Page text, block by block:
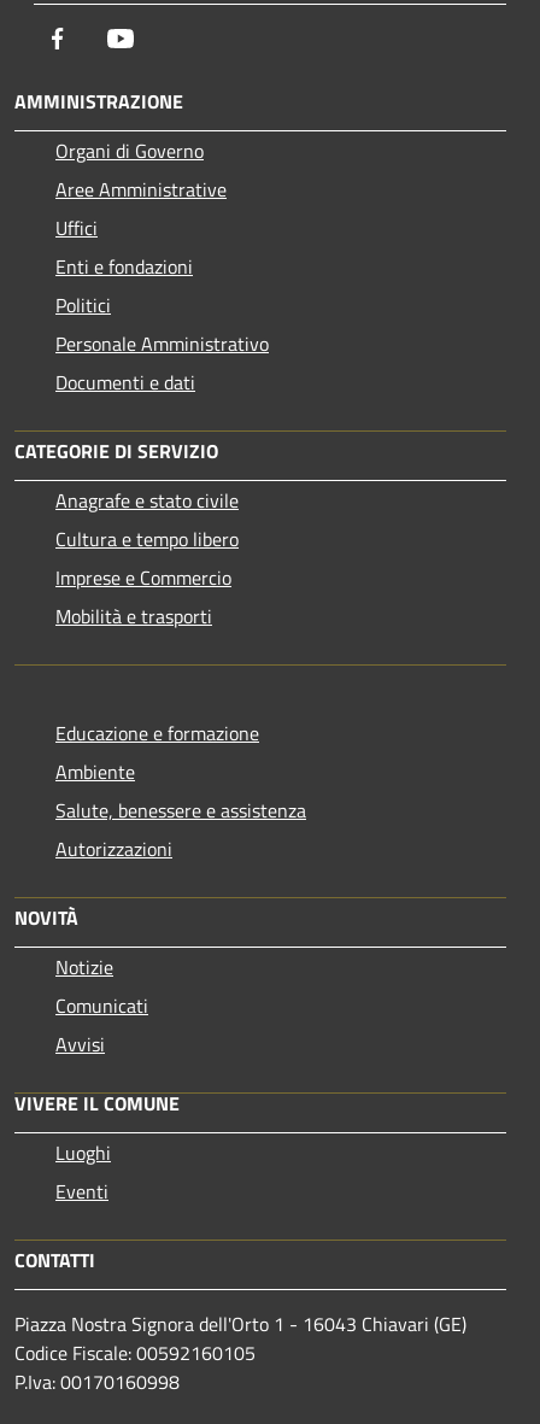
Facebook
AMMINISTRAZIONE
Organi di Governo
Aree Amministrative
Uffici
Enti e fondazioni
Politici
Personale Amministrativo
Documenti e dati
CATEGORIE DI SERVIZIO
Anagrafe e stato civile
Cultura e tempo libero
Imprese e Commercio
Mobilità e trasporti
Educazione e formazione
Ambiente
Salute, benessere e assistenza
Autorizzazioni
NOVITÀ
Notizie
Comunicati
Avvisi
VIVERE IL COMUNE
Luoghi
Eventi
CONTATTI
Piazza Nostra Signora dell'Orto 1 - 16043 Chiavari (GE)
Codice Fiscale: 00592160105
P.Iva: 00170160998